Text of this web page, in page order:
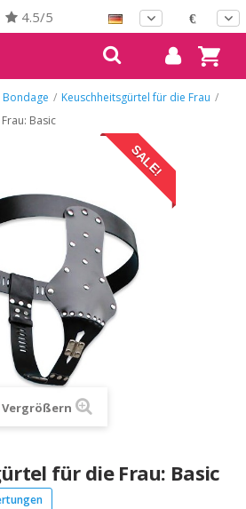
4.5/5 €
Bondage / Keuschheitsgürtel für die Frau /
Basic
SALE!
Vergrößern
für die Frau: Basic